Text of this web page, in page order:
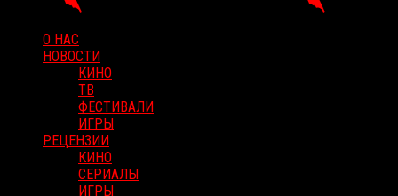
О НАС
НОВОСТИ
КИНО
ТВ
ФЕСТИВАЛИ
ИГРЫ
РЕЦЕНЗИИ
КИНО
СЕРИАЛЫ
ИГРЫ